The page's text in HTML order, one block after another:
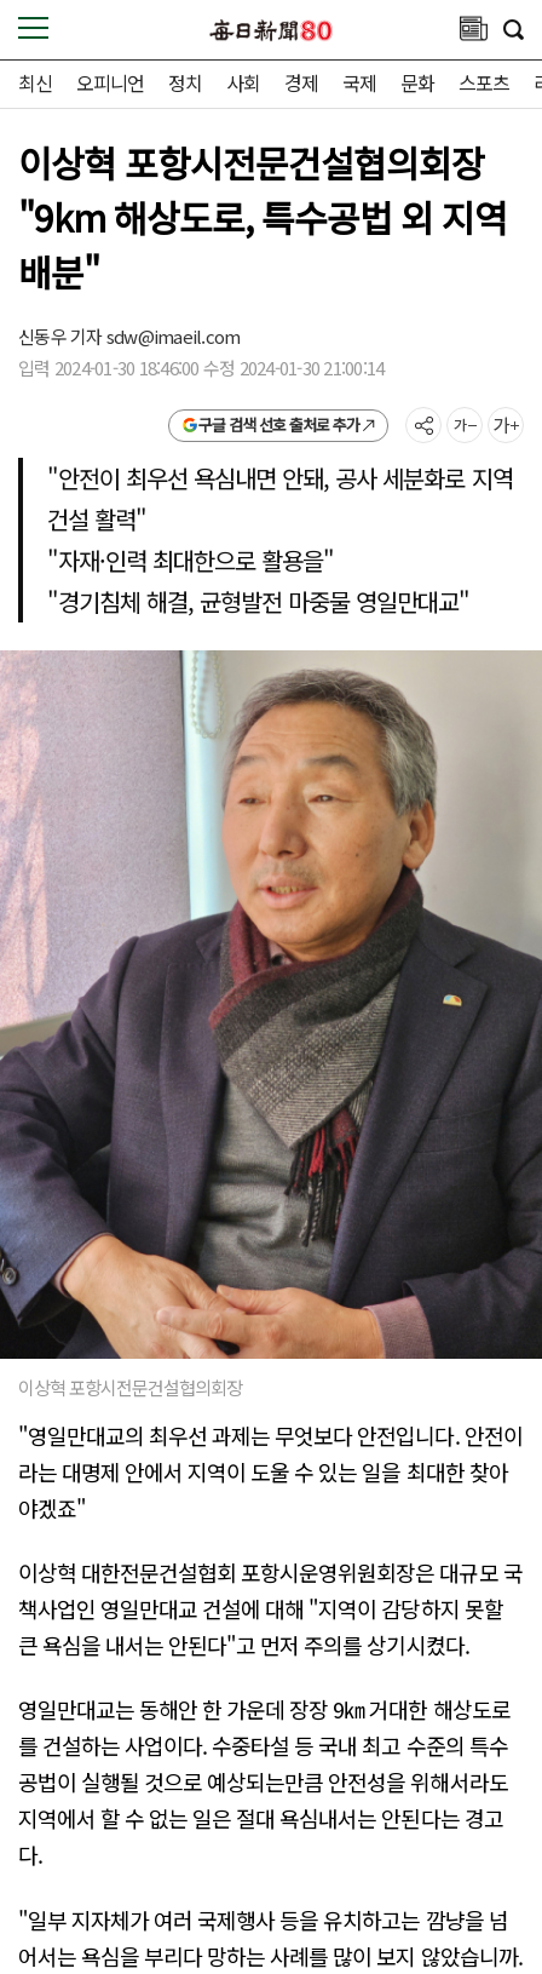
최신 오피니언 정치 사회 경제 국제 문화 스포츠
이상혁 포항시전문건설협의회장
"9km 해상도로, 특수공법 외 지역
배분"
신동우 기자sdw@imaeil.com
입력 2024-01-30 18:46:00 수정 2024-01-30 21:00:14
구글 검색 선호 출처로 추가
"안전이 최우선 욕심내면 안돼, 공사 세분화로 지역
건설 활력"
"자재·인력 최대한으로 활용을"
"경기침체 해결, 균형발전 마중물 영일만대교"
이상혁 포항시전문건설협의회장
"영일만대교의 최우선 과제는 무엇보다 안전입니다. 안전이
라는 대명제 안에서 지역이 도울 수 있는 일을 최대한 찾아
야겠죠"
이상혁 대한전문건설협회 포항시운영위원회장은 대규모 국
책사업인 영일만대교 건설에 대해 "지역이 감당하지 못할
큰 욕심을 내서는 안된다"고 먼저 주의를 상기시켰다.
영일만대교는 동해안 한 가운데 장장 9㎞ 거대한 해상도로
를 건설하는 사업이다. 수중타설 등 국내 최고 수준의 특수
공법이 실행될 것으로 예상되는만큼 안전성을 위해서라도
지역에서 할 수 없는 일은 절대 욕심내서는 안된다는 경고
다.
"일부 지자체가 여러 국제행사 등을 유치하고는 깜냥을 넘
어서는 욕심을 부리다 망하는 사례를 많이 보지 않았습니까.